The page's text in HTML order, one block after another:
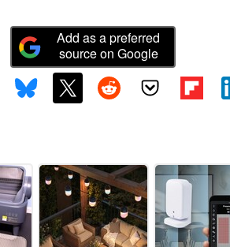
Add as a preferred
source on Google